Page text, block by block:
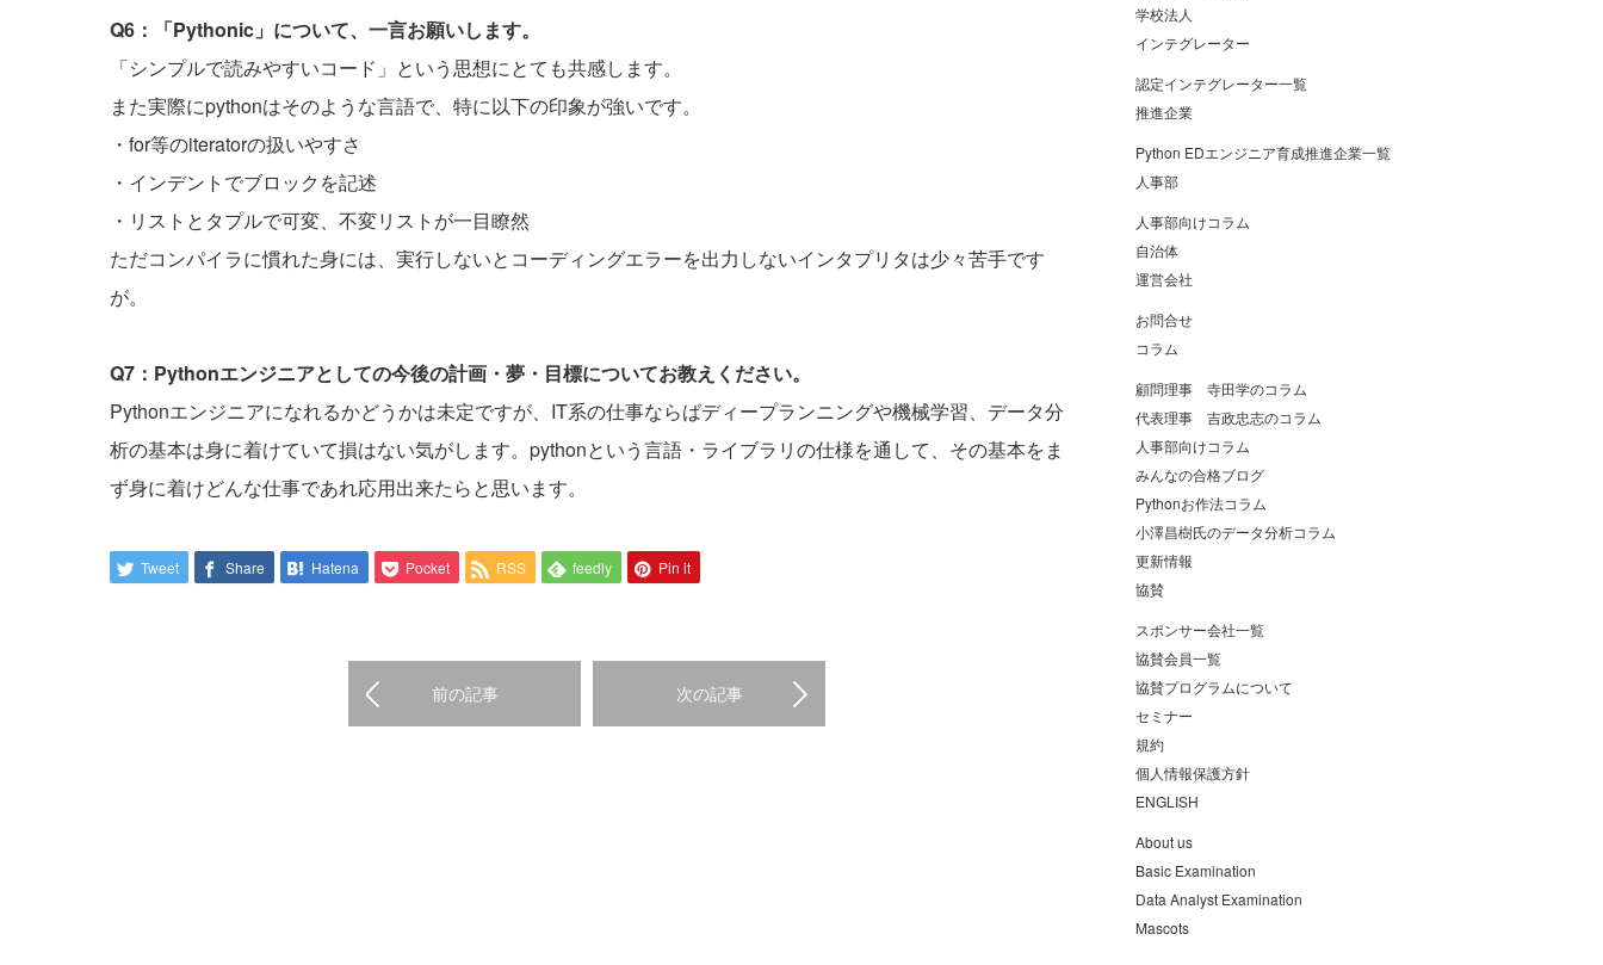
Q6：「Pythonic」について、一言お願いします。
「シンプルで読みやすいコード」という思想にとても共感します。
また実際にpythonはそのような言語で、特に以下の印象が強いです。
・for等のiteratorの扱いやすさ
・インデントでブロックを記述
・リストとタプルで可変、不変リストが一目瞭然
ただコンパイラに慣れた身には、実行しないとコーディングエラーを出力しないインタプリタは少々苦手です
が。
Q7：Pythonエンジニアとしての今後の計画・夢・目標についてお教えください。
Pythonエンジニアになれるかどうかは未定ですが、IT系の仕事ならばディープランニングや機械学習、データ分
析の基本は身に着けていて損はない気がします。pythonという言語・ライブラリの仕様を通して、その基本をま
ず身に着けどんな仕事であれ応用出来たらと思います。
Tweet Share Hatena Pocket RSS feedly Pin it
前の記事 次の記事
学校法人
インテグレーター
認定インテグレーター一覧
推進企業
Python EDエンジニア育成推進企業一覧
人事部
人事部向けコラム
自治体
運営会社
お問合せ
コラム
顧問理事 寺田学のコラム
代表理事 吉政忠志のコラム
人事部向けコラム
みんなの合格ブログ
Pythonお作法コラム
小澤昌樹氏のデータ分析コラム
更新情報
協賛
スポンサー会社一覧
協賛会員一覧
協賛プログラムについて
セミナー
規約
個人情報保護方針
ENGLISH
About us
Basic Examination
Data Analyst Examination
Mascots